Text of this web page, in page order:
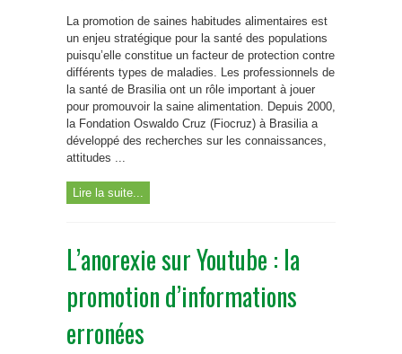
La promotion de saines habitudes alimentaires est
un enjeu stratégique pour la santé des populations
puisqu’elle constitue un facteur de protection contre
différents types de maladies. Les professionnels de
la santé de Brasilia ont un rôle important à jouer
pour promouvoir la saine alimentation. Depuis 2000,
la Fondation Oswaldo Cruz (Fiocruz) à Brasilia a
développé des recherches sur les connaissances,
attitudes ...
Lire la suite...
L’anorexie sur Youtube : la
promotion d’informations
erronées